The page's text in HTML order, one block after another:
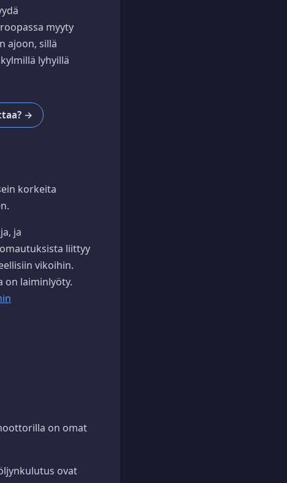
myyty
ajoon, sillä
lyhyillä
→
korkeita
ja
liittyy
vikoihin.
on laiminlyöty.
on omat
ovat